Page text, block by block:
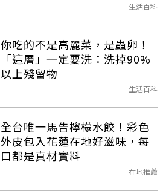
生活百科
你吃的不是高麗菜 ，是蟲卵！
「這層」一定要洗：洗掉90%
以上殘留物
生活百科
全台唯一馬告檸檬水餃！彩色
外皮包入花蓮在地好滋味，每
口都是真材實料
在地推薦